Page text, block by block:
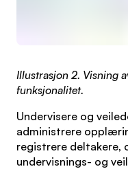
Illustrasjon 2. Visning
funksjonalitet.
Undervisere og
administrere
registrere deltakere,
undervisnings- og